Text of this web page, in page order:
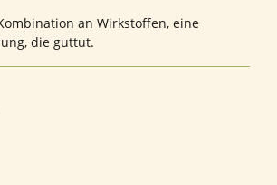
an Wirkstoffen, eine
die guttut.